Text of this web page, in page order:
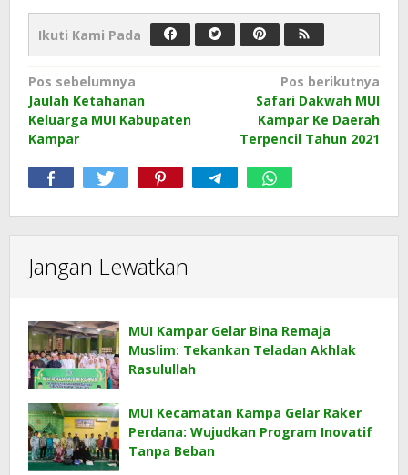
Ikuti Kami Pada
Navigasi
pos
Pos sebelumnya
Jaulah Ketahanan
Keluarga MUI Kabupaten
Kampar
Pos berikutnya
Safari Dakwah MUI
Kampar Ke Daerah
Terpencil Tahun 2021
Jangan Lewatkan
MUI Kampar Gelar Bina Remaja
Muslim: Tekankan Teladan Akhlak
Rasulullah
MUI Kecamatan Kampa Gelar Raker
Perdana: Wujudkan Program Inovatif
Tanpa Beban